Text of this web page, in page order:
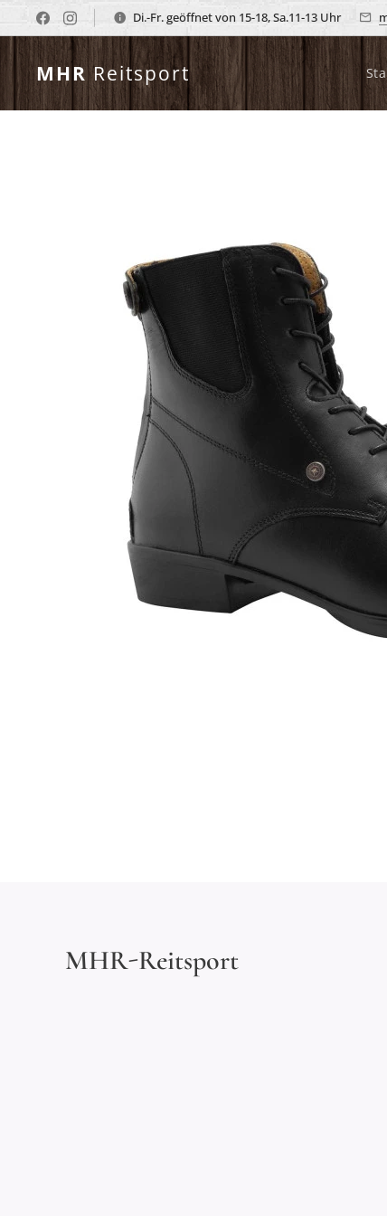
Di.-Fr. geöffnet von 15-18, Sa.11-13 Uhr
MHR Reitsport
MHR-Reitsport